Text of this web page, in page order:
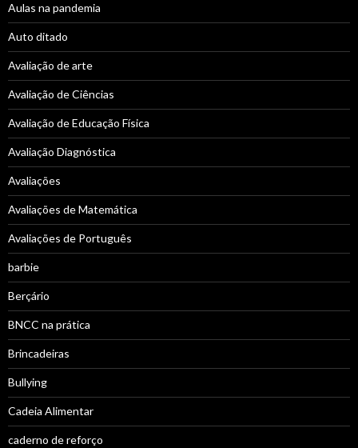
Aulas na pandemia
Auto ditado
Avaliação de arte
Avaliação de Ciências
Avaliação de Educação Física
Avaliação Diagnóstica
Avaliações
Avaliações de Matemática
Avaliações de Português
barbie
Berçário
BNCC na prática
Brincadeiras
Bullying
Cadeia Alimentar
caderno de reforço